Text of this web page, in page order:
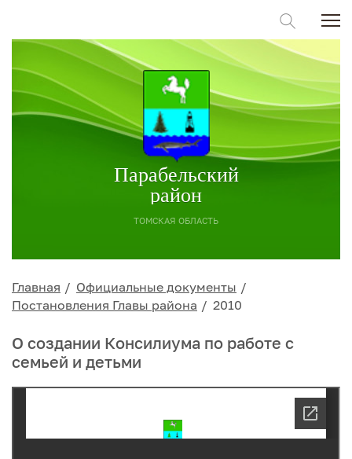
Парабельский
район
ТОМСКАЯ ОБЛАСТЬ
Главная
Официальные документы
Постановления Главы района
2010
О создании Консилиума по работе с
семьей и детьми